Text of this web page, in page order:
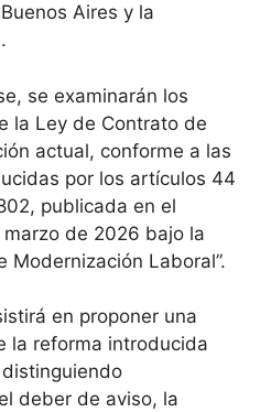
Aires y la
examinarán los
la Ley de Contrato de
actual, conforme a las
por los artículos 44
publicada en el
de 2026 bajo la
Modernización Laboral”.
en proponer una
la reforma introducida
deber de aviso, la